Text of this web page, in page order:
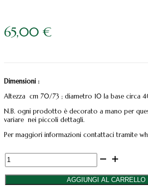
65,00 €
Dimensioni :
Altezza cm 70/73 ; diametro 10 la base circa
N.B. ogni prodotto è decorato a mano per
variare nei piccoli dettagli.
Per maggiori informazioni contattaci tramite
ALBERELLO
NATALE
INNEVATO
CON
AGGIUNGI AL CARRELLO